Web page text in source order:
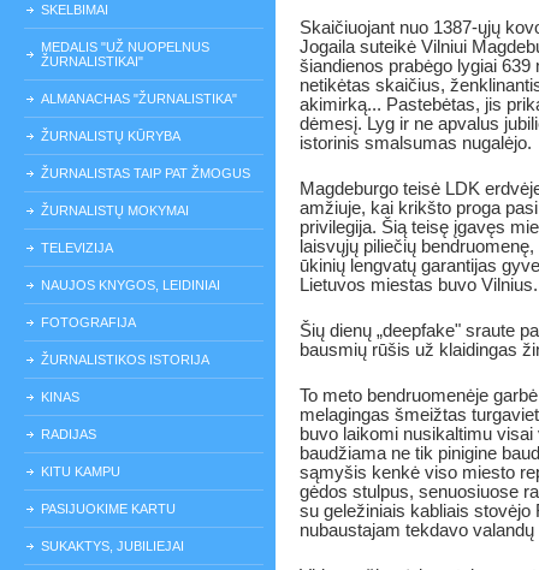
SKELBIMAI
MEDALIS "UŽ NUOPELNUS
ŽURNALISTIKAI"
ALMANACHAS "ŽURNALISTIKA"
ŽURNALISTŲ KŪRYBA
ŽURNALISTAS TAIP PAT ŽMOGUS
ŽURNALISTŲ MOKYMAI
TELEVIZIJA
NAUJOS KNYGOS, LEIDINIAI
FOTOGRAFIJA
ŽURNALISTIKOS ISTORIJA
KINAS
RADIJAS
KITU KAMPU
PASIJUOKIME KARTU
SUKAKTYS, JUBILIEJAI
Skaičiuojant nuo 1387-ųjų
Jogaila suteikė Vilniui
šiandienos prabėgo lygiai 639
netikėtas skaičius,
akimirką... Pastebėtas, jis
dėmesį. Lyg ir ne apvalus
istorinis smalsumas nugalėjo.
Magdeburgo teisė LDK
amžiuje, kai krikšto proga
privilegija. Šią teisę įgavęs
laisvųjų piliečių
ūkinių lengvatų garantijas
Lietuvos miestas buvo Vilnius.
Šių dienų „deepfake" sraute
bausmių rūšis už klaidingas
To meto bendruomenėje
melagingas šmeižtas
buvo laikomi nusikaltimu
baudžiama ne tik pinigine
sąmyšis kenkė viso miesto
gėdos stulpus, senuosiuose
su geležiniais kabliais
nubaustajam tekdavo